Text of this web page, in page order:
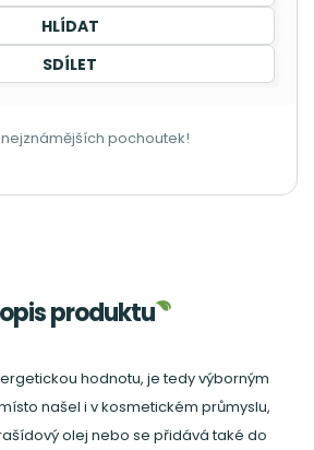
HLÍDAT
SDÍLET
pochoutek!
produktu
hodnotu, je tedy výborným
našel i v kosmetickém průmyslu,
olej nebo se přidává také do